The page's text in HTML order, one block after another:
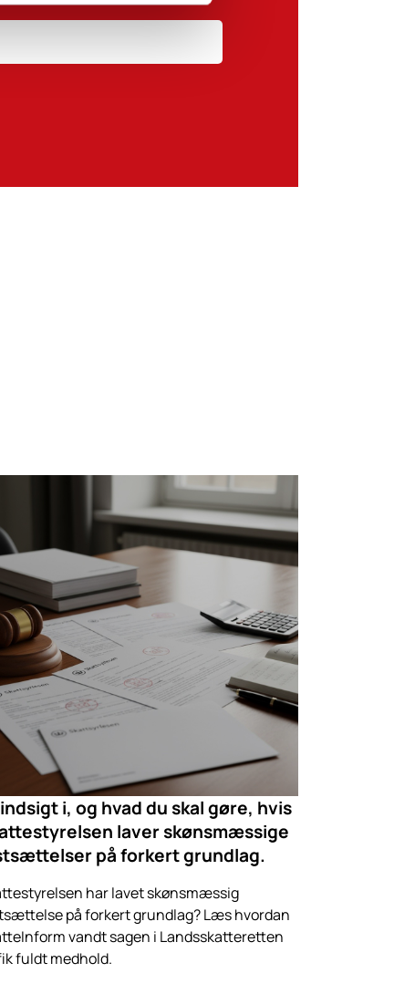
indsigt i, og hvad du skal gøre, hvis
laver skønsmæssige
på forkert grundlag.
har lavet skønsmæssig
på forkert grundlag? Læs hvordan
vandt sagen i Landsskatteretten
fuldt medhold.